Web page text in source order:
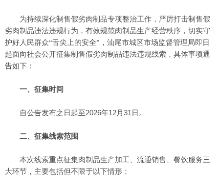
为持续深化制售假劣肉制品专项整治工作，严厉打击制售假
劣肉制品违法违规行为，有效规范肉制品生产经营秩序，切实守
护好人民群众“舌尖上的安全”，汕尾市城区市场监督管理局即日
起面向社会公开征集制售假劣肉制品违法违规线索，具体事项通
告如下：
一、征集时间
自公告发布之日起至2026年12月31日。
二、征集线索范围
本次线索重点征集肉制品生产加工、流通销售、餐饮服务三
大环节，主要包括但不限于以下情形：